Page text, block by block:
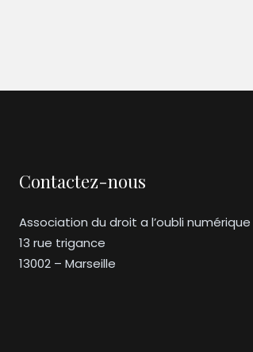
Contactez-nous
Association du droit a l’oubli numérique
13 rue trigance
13002 – Marseille